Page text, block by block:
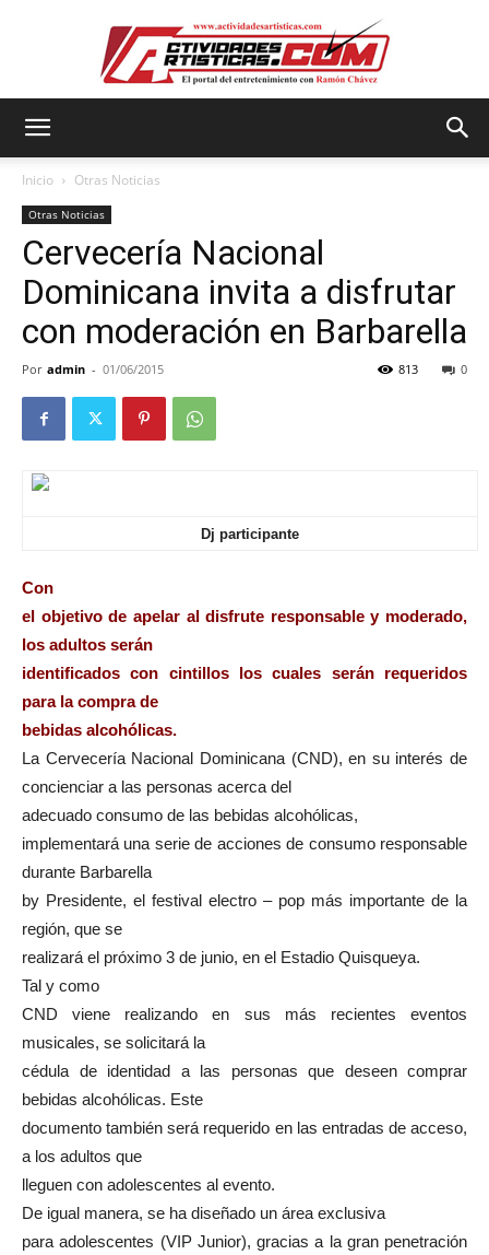
Inicio Otras Noticias
Otras Noticias
Cervecería Nacional
Dominicana invita a disfrutar
con moderación en Barbarella
Por admin - 01/06/2015 0
813
Dj participante
Con
el objetivo de apelar al disfrute responsable y moderado,
los adultos serán
identificados con cintillos los cuales serán requeridos
para la compra de
bebidas alcohólicas.
La Cervecería Nacional Dominicana (CND), en su interés de
concienciar a las personas acerca del
adecuado consumo de las bebidas alcohólicas,
implementará una serie de acciones de consumo responsable
durante Barbarella
by Presidente, el festival electro – pop más importante de la
región, que se
realizará el próximo 3 de junio, en el Estadio Quisqueya.
Tal y como
CND viene realizando en sus más recientes eventos
musicales, se solicitará la
cédula de identidad a las personas que deseen comprar
bebidas alcohólicas. Este
documento también será requerido en las entradas de acceso,
a los adultos que
lleguen con adolescentes al evento.
De igual manera, se ha diseñado un área exclusiva
para adolescentes (VIP Junior), gracias a la gran penetración